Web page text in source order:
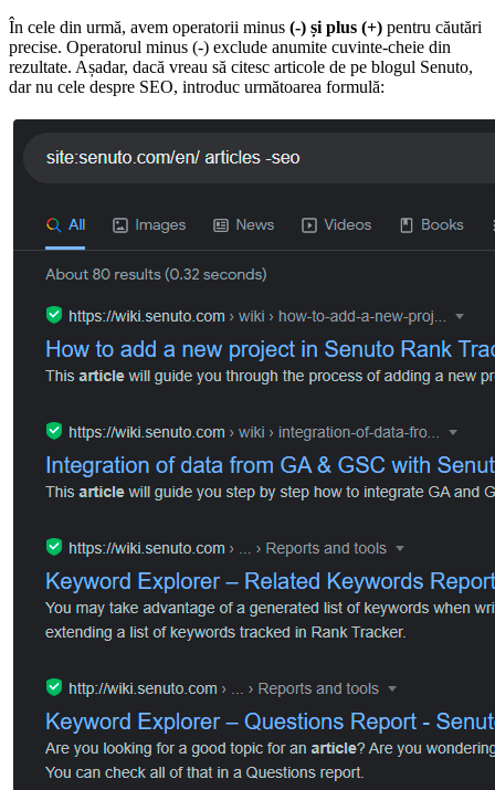
În cele din urmă, avem operatorii minus (-) și plus (+) pentru căutări
precise. Operatorul minus (-) exclude anumite cuvinte-cheie din
rezultate. Așadar, dacă vreau să citesc articole de pe blogul Senuto,
dar nu cele despre SEO, introduc următoarea formulă: